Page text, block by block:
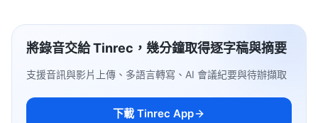
將錄音交給 Tinrec，幾分鐘取得逐字稿與摘要
支援音訊與影片上傳、多語言轉寫、AI 會議紀要與待辦擷取
下載 Tinrec App